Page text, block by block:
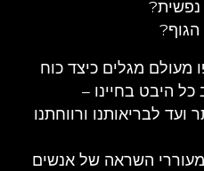
נפשית?
מעולם מגלים כיצד כוח
היבט בחיינו –
ועד לבריאותנו ורווחתנו
מעוררי השראה של אנשים